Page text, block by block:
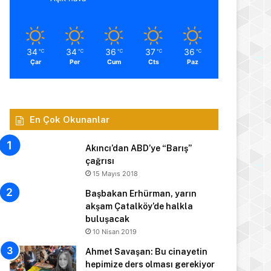
34 ℃
Çar
34 ℃
Per
36 ℃
Cum
37 ℃
Cts
36 ℃
Paz
En Çok Okunanlar
Akıncı’dan ABD’ye “Barış”
çağrısı
15 Mayıs 2018
Başbakan Erhürman, yarın
akşam Çatalköy’de halkla
buluşacak
10 Nisan 2019
Ahmet Savaşan: Bu cinayetin
hepimize ders olması gerekiyor